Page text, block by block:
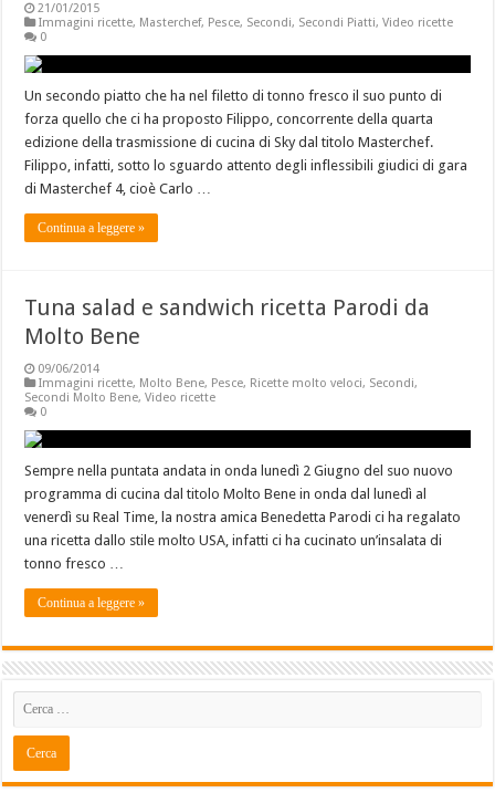
21/01/2015
Immagini ricette, Masterchef, Pesce, Secondi, Secondi Piatti,Video ricette
0
Un secondo piatto che ha nel filetto di tonno fresco il suo punto di
forza quello che ci ha proposto Filippo, concorrente della quarta
edizione della trasmissione di cucina di Sky dal titolo Masterchef.
Filippo, infatti, sotto lo sguardo attento degli inflessibili giudici di gara
di Masterchef 4, cioè Carlo …
Continua a leggere »
Tuna salad e sandwich ricetta Parodi da
Molto Bene
09/06/2014
Immagini ricette, Molto Bene, Pesce, Ricette molto veloci, Secondi,
Secondi Molto Bene,Video ricette
0
Sempre nella puntata andata in onda lunedì 2 Giugno del suo nuovo
programma di cucina dal titolo Molto Bene in onda dal lunedì al
venerdì su Real Time, la nostra amica Benedetta Parodi ci ha regalato
una ricetta dallo stile molto USA, infatti ci ha cucinato un’insalata di
tonno fresco …
Continua a leggere »